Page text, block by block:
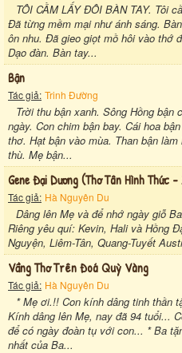
TÔI CẦM LẤY ĐÔI BÀN TAY. Tôi
Đã từng mềm mại như ánh sáng.
ôn nhu. Đã gieo giọt mồ hôi vào thớ
Dạo đàn. Bàn tay...
Bận
Tác giả: Trinh Đường
Trời thu bận xanh. Sông Hồng bận
ngày. Con chim bận bay. Cái hoa
thơ. Hạt bận vào mùa. Than bận
thù. Mẹ bận...
Gene Đại Dương (thơ Tân Hình Thức
Tác giả: Hà Nguyên Du
Dâng lên Mẹ và để nhớ ngày giỗ
Riêng yêu quí: Kevin, Hali và Hồng
Nguyện, Liêm-Tân, Quang-Tuyết
Vầng Thơ Trên Đoá Quỳ Vàng
Tác giả: Hà Nguyên Du
* Mẹ ơi.!! Con kính dâng tinh thần
Kính dâng lên Mẹ, nay đã 94 tuổi...
để có ngày đoàn tụ với con... * Ba
nhất của Ba...